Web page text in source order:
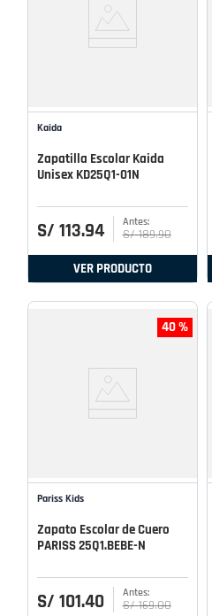
Kaida
Zapatilla Escolar Kaida
Unisex KD25Q1-01N
S/ 113.94 S/ 189.90
VER PRODUCTO
40 %
Pariss Kids
Zapato Escolar de Cuero
PARISS 25Q1.BEBE-N
S/ 101.40 S/ 169.00